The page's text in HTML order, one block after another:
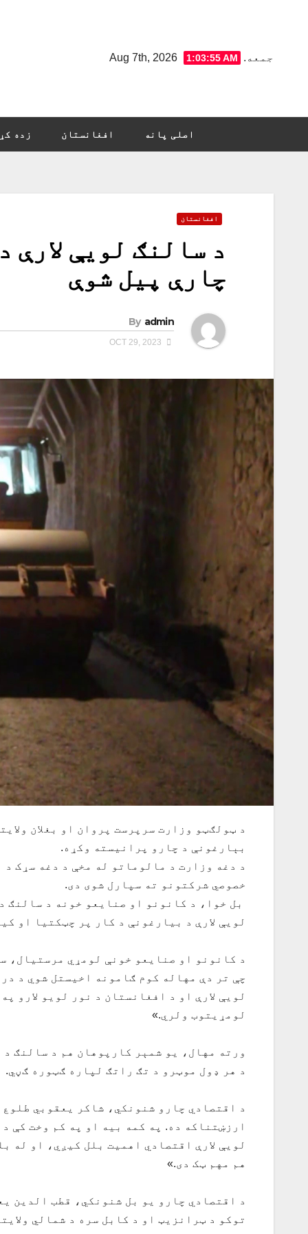
جمعه. Aug 7th, 2026 1:03:57 AM
اصلی پانه افغانستان زده
افغانستان
د سالنګ لویې
چارې پیل شوې
By admin
د ټولګټو وزارت سرپرست پروان او بغلان
بېارغونې د چارو پرانیسته وکړه.
د دغه وزارت د مالوماتو له مخې د دغه سړک
خصوصي شرکتونو ته سپارل شوی دی.
بل خوا، د کانونو او صنایعو خونه د سالنګ
لویې لارې د بیارغونې د کار پر چټکتیا او
د کانونو او صنایعو خونې لومړي مرستیال،
چې تر دې مهاله کوم ګامونه اخیستل شوي د
لویې لارې او د افغانستان د نور لویو لارو
لومړیتوب ولري.»
ورته مهال، یو شمېر کارپوهان هم د سالنګ
د هر ډول موټرو د تګ راتګ لپاره ګټوره ګڼي.
د اقتصادي چارو شنونکي، شاکر یعقوبي طلوع
ارزښتناکه ده. په کمه بیه او په کم وخت کې
لویې لارې اقتصادي اهمیت بلل کيږي، او له
هم مهم ټک دی.»
د اقتصادي چارو یو بل شنونکي، قطب الدین
توکو د ټرانزیټ او د کابل سره د شمالي